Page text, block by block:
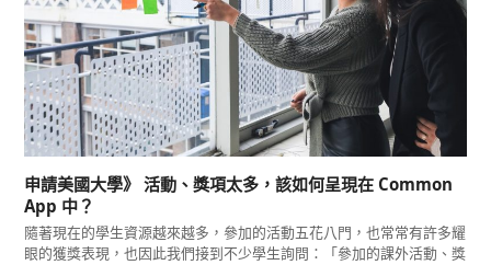
申請美國大學》 活動、獎項太多，該如何呈現在 Common
App 中？
隨著現在的學生資源越來越多，參加的活動五花八門，也常常有許多耀
眼的獲獎表現，也因此我們接到不少學生詢問：「參加的課外活動、獎